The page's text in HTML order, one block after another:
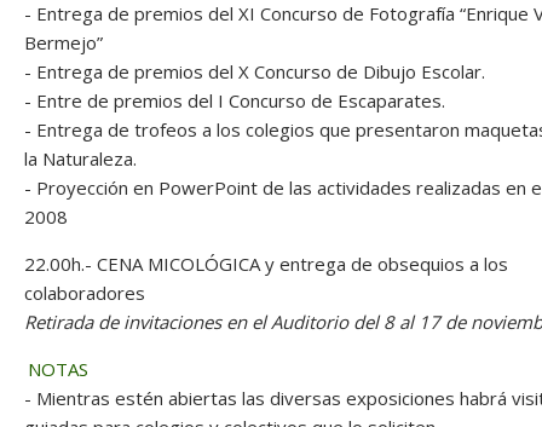
- Entrega de premios del XI Concurso de Fotografía “Enrique
Bermejo”
- Entrega de premios del X Concurso de Dibujo Escolar.
- Entre de premios del I Concurso de Escaparates.
- Entrega de trofeos a los colegios que presentaron
la Naturaleza.
- Proyección en PowerPoint de las actividades realizadas en
2008
22.00h.- CENA MICOLÓGICA y entrega de obsequios a los
colaboradores
Retirada de invitaciones en el Auditorio del 8 al 17 de
NOTAS
- Mientras estén abiertas las diversas exposiciones habrá